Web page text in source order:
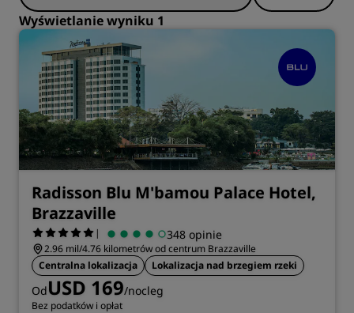
Wyświetlanie wyniku 1
Radisson Blu M'bamou Palace Hotel,
Brazzaville
| 348 opinie
2.96 mil/4.76 kilometrów od centrum Brazzaville
Centralna lokalizacja
Lokalizacja nad brzegiem rzeki
OdUSD 169/nocleg
Bez podatków i opłat